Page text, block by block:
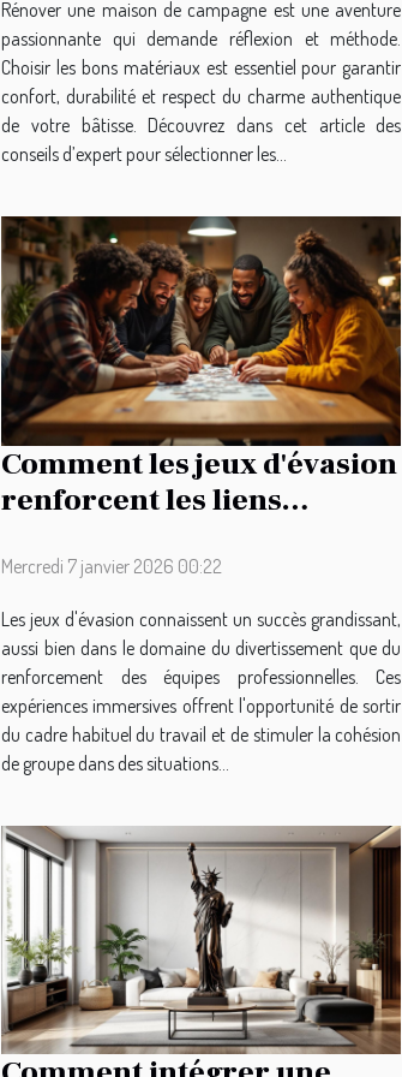
Rénover une maison de campagne est une aventure
passionnante qui demande réflexion et méthode.
Choisir les bons matériaux est essentiel pour garantir
confort, durabilité et respect du charme authentique
de votre bâtisse. Découvrez dans cet article des
conseils d’expert pour sélectionner les...
Comment les jeux d'évasion
renforcent les liens
Mercredi 7 janvier 2026 00:22
Les jeux d'évasion connaissent un succès grandissant,
aussi bien dans le domaine du divertissement que du
renforcement des équipes professionnelles. Ces
expériences immersives offrent l'opportunité de sortir
du cadre habituel du travail et de stimuler la cohésion
de groupe dans des situations...